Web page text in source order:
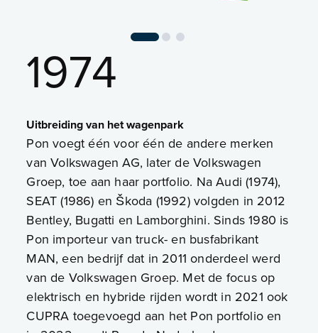
1974
Uitbreiding van het wagenpark
Pon voegt één voor één de andere merken
van Volkswagen AG, later de Volkswagen
Groep, toe aan haar portfolio. Na Audi (1974),
SEAT (1986) en Škoda (1992) volgden in 2012
Bentley, Bugatti en Lamborghini. Sinds 1980 is
Pon importeur van truck- en busfabrikant
MAN, een bedrijf dat in 2011 onderdeel werd
van de Volkswagen Groep. Met de focus op
elektrisch en hybride rijden wordt in 2021 ook
CUPRA toegevoegd aan het Pon portfolio en